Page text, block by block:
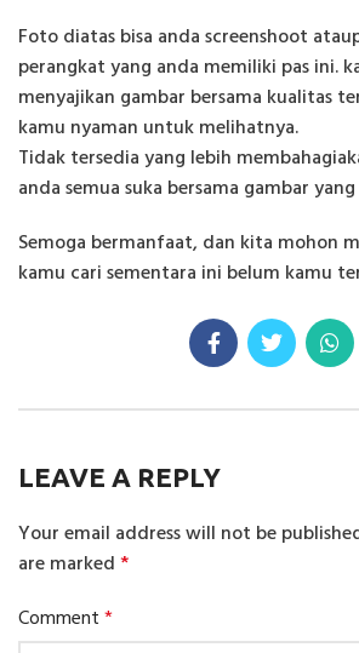
Foto diatas bisa anda screenshoot
perangkat yang anda memiliki pas ini.
menyajikan gambar bersama kualitas
kamu nyaman untuk melihatnya.
Tidak tersedia yang lebih
anda semua suka bersama gambar
Semoga bermanfaat, dan kita mohon
kamu cari sementara ini belum kamu
LEAVE A REPLY
Your email address will not be
are marked*
Comment*